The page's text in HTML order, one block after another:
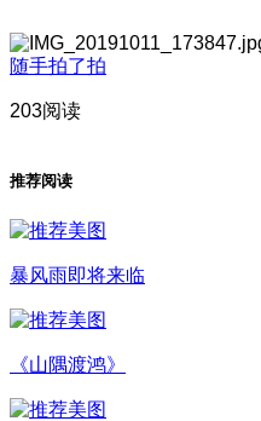
随手拍了拍
203阅读
推荐阅读
暴风雨即将来临
《山隅渡鸿》